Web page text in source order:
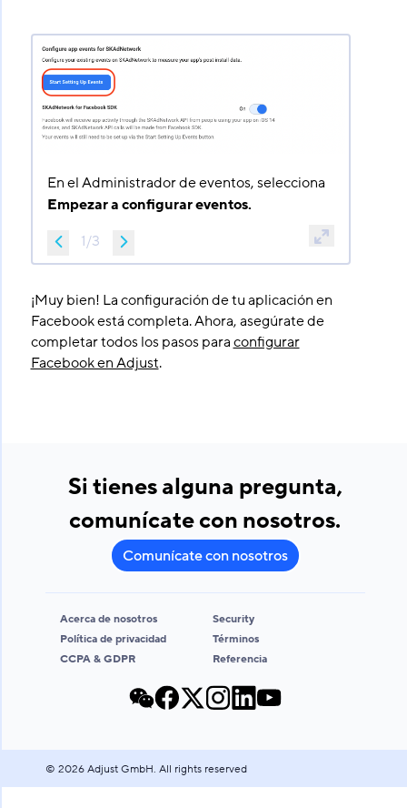
En el Administrador de eventos, selecciona
Empezar a configurar eventos.
1/3
¡Muy bien! La configuración de tu aplicación en
Facebook está completa. Ahora, asegúrate de
completar todos los pasos paraconfigurar
Facebook en Adjust.
Si tienes alguna pregunta,
comunícate con nosotros.
Comunícate con nosotros
Acerca de nosotros
Security
Política de privacidad
Términos
CCPA & GDPR
Referencia
© 2026Adjust GmbH. All rights reserved